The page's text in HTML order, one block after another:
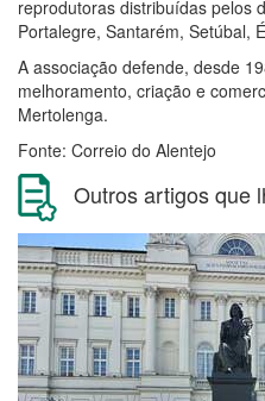
reprodutoras distribuídas pelos
Portalegre, Santarém, Setúbal,
A associação defende, desde
melhoramento, criação e
Mertolenga.
Fonte: Correio do Alentejo
Outros artigos que